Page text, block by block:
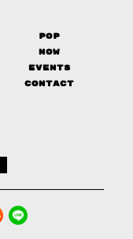
มีความใกล้ชิดให้มี
บก เช่น ตำแหน่ง
บัญชาการทหารบก
ทามาดะ (2557,
ำรงตำแหน่งผู้
Pop
Now
Events
Contact